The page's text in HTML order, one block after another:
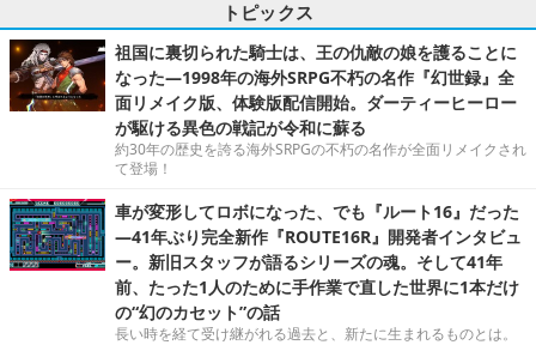
トピックス
祖国に裏切られた騎士は、王の仇敵の娘を護ることに
なった―1998年の海外SRPG不朽の名作『幻世録』全
面リメイク版、体験版配信開始。ダーティーヒーロー
が駆ける異色の戦記が令和に蘇る
約30年の歴史を誇る海外SRPGの不朽の名作が全面リメイクされ
て登場！
車が変形してロボになった、でも『ルート16』だった
―41年ぶり完全新作『ROUTE16R』開発者インタビュ
ー。新旧スタッフが語るシリーズの魂。そして41年
前、たった1人のために手作業で直した世界に1本だけ
の“幻のカセット”の話
長い時を経て受け継がれる過去と、新たに生まれるものとは。